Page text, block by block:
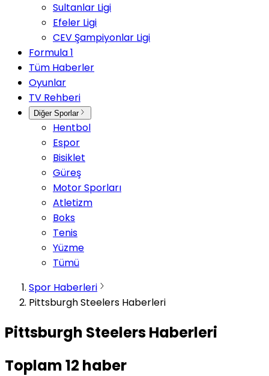
Sultanlar Ligi
Efeler Ligi
CEV Şampiyonlar Ligi
Formula 1
Tüm Haberler
Oyunlar
TV Rehberi
Diğer Sporlar
Hentbol
Espor
Bisiklet
Güreş
Motor Sporları
Atletizm
Boks
Tenis
Yüzme
Tümü
Spor Haberleri
Pittsburgh Steelers Haberleri
Pittsburgh Steelers Haberleri
Toplam12 haber